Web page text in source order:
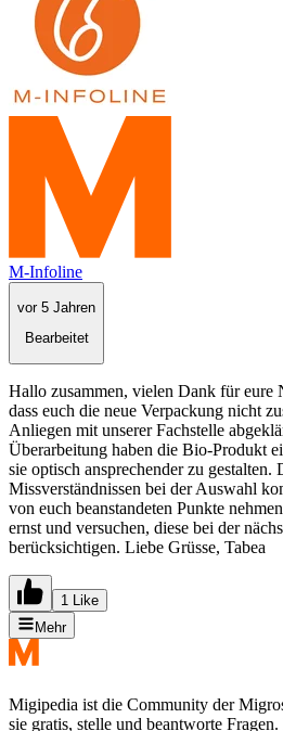
M-Infoline
vor 5 Jahren
Bearbeitet
Hallo zusammen, vielen Dank für eure
dass euch die neue Verpackung nicht
Anliegen mit unserer Fachstelle
Überarbeitung haben die Bio-Produkt
sie optisch ansprechender zu gestalten.
Missverständnissen bei der Auswahl
von euch beanstandeten Punkte
ernst und versuchen, diese bei der
berücksichtigen. Liebe Grüsse, Tabea
1 Like
Mehr
Migipedia ist die Community der
sie gratis, stelle und beantworte